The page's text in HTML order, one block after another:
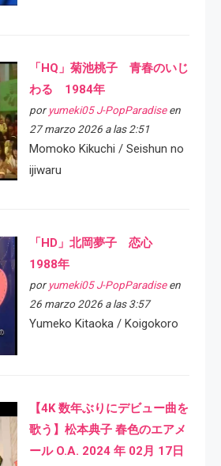
「HQ」菊池桃子 青春のいじ
わる 1984年
por yumeki05 J-PopParadiseen
27 marzo 2026 a las 2:51
Momoko Kikuchi / Seishun no
ijiwaru
「HD」北岡夢子 恋心
1988年
por yumeki05 J-PopParadiseen
26 marzo 2026 a las 3:57
Yumeko Kitaoka / Koigokoro
【4K 数年ぶりにデビュー曲を
歌う】松本典子 春色のエアメ
ール O.A. 2024 年 02月 17日